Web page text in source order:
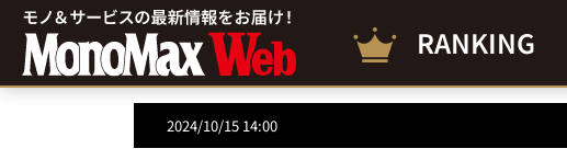
RANKING
2024/10/15 14:00